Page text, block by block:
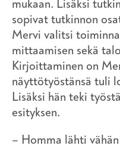
mukaan. Lisäksi
sopivat tutkinnon
Mervi valitsi
mittaamisen sekä
Kirjoittaminen on
näyttötyöstänsä tuli
Lisäksi hän teki
esityksen.
– Homma lähti